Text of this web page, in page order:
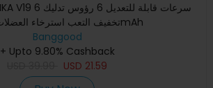
تخفيف التعب استرخاء العضلات 1200mAh
Banggood
+ Upto 9.80% Cashback
USD 21.59